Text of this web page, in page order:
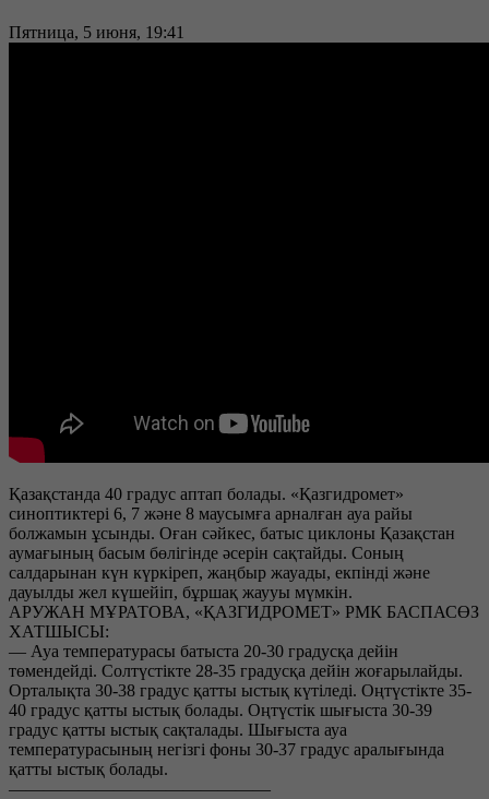
Пятница, 5 июня, 19:41
Қазақстанда 40 градус аптап болады. «Қазгидромет»
синоптиктері 6, 7 және 8 маусымға арналған ауа райы
болжамын ұсынды. Оған сәйкес, батыс циклоны Қазақстан
аумағының басым бөлігінде әсерін сақтайды. Соның
салдарынан күн күркіреп, жаңбыр жауады, екпінді және
дауылды жел күшейіп, бұршақ жаууы мүмкін.
АРУЖАН МҰРАТОВА, «ҚАЗГИДРОМЕТ» РМК БАСПАСӨЗ
ХАТШЫСЫ:
— Ауа температурасы батыста 20-30 градусқа дейін
төмендейді. Солтүстікте 28-35 градусқа дейін жоғарылайды.
Орталықта 30-38 градус қатты ыстық күтіледі. Оңтүстікте 35-
40 градус қатты ыстық болады. Оңтүстік шығыста 30-39
градус қатты ыстық сақталады. Шығыста ауа
температурасының негізгі фоны 30-37 градус аралығында
қатты ыстық болады.
———————————————